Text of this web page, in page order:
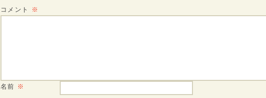
コメント ※
名前 ※